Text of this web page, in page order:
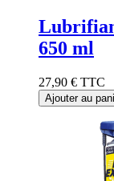
650 ml
27,90 € TTC
Ajouter au